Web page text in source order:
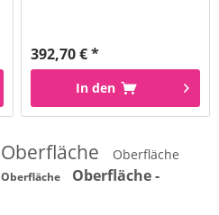
392,70 € *
In den
Oberfläche
Oberfläche
Oberfläche Oberfläche -